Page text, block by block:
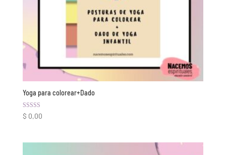
Yoga para colorear+Dado
Valorado con
5.00
$ 0,00